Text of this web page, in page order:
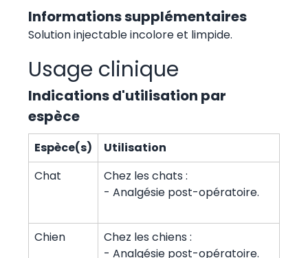
Informations supplémentaires
Solution injectable incolore et limpide.
Usage clinique
Indications d'utilisation par
espèce
Espèce(s)
Utilisation
Chat
Chez les chats :
- Analgésie post-opératoire.
Chien
Chez les chiens :
- Analgésie post-opératoire.